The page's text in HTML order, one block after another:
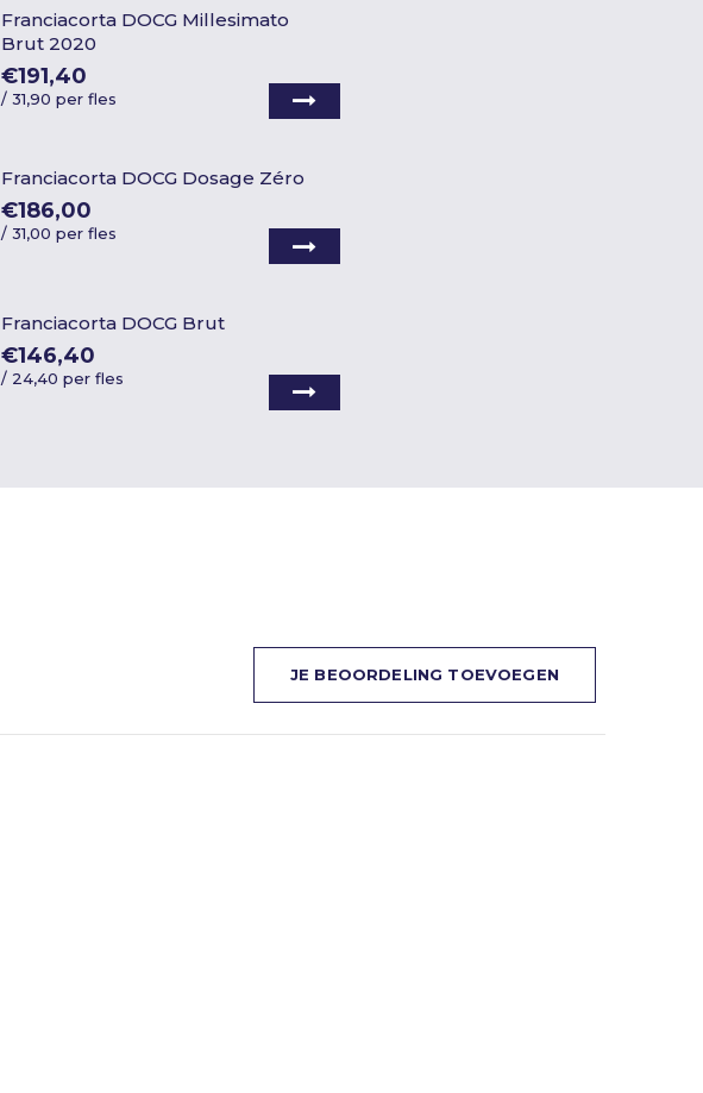
Franciacorta DOCG Millesimato
Brut 2020
€191,40
/31,90 per fles
Franciacorta DOCG Dosage Zéro
€186,00
/31,00 per fles
Franciacorta DOCG Brut
€146,40
/ 24,40 per fles
JE BEOORDELING TOEVOEGEN